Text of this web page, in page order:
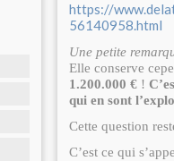
https://
56140958.html
Une petite
Elle conserve
1.200.000 € !
qui en sont
Cette question
C’est ce qui